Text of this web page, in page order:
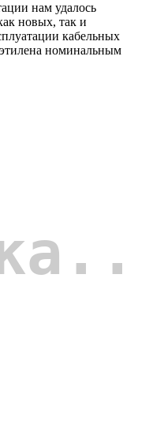
нам удалось
новых, так и
кабельных
номинальным